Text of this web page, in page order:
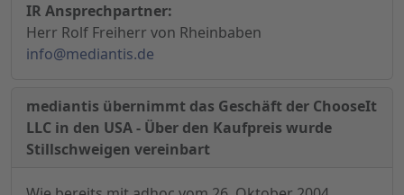
IR Ansprechpartner:
Herr Rolf Freiherr von Rheinbaben
info@mediantis.de
mediantis übernimmt das Geschäft der ChooseIt
LLC in den USA - Über den Kaufpreis wurde
Stillschweigen vereinbart